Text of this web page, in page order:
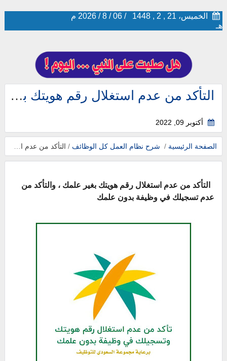
الخميس، 21 , 2 , 1448
هـ
/
06
/
8
/
2026 م
التأكد من عدم استغلال رقم هويتك بغير علمك ، والتأكد من عدم تسجيلك في وظيفة بدون علمك
أكتوبر 09, 2022
الصفحة الرئيسية / شرح نظام العمل كل الوظائف / التأكد من عدم استغلال رقم هويتك بغير علمك ، والتأكد من عدم تسجيلك في وظيفة بدون علمك
التأكد من عدم استغلال رقم هويتك بغير علمك ، والتأكد من
عدم تسجيلك في وظيفة بدون علمك